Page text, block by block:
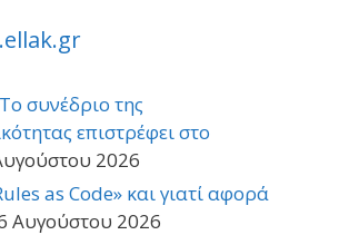
συνέδριο της
επιστρέφει στο
2026
as Code» και γιατί αφορά
Αυγούστου 2026